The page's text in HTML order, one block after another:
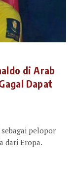
di Arab
Dapat
pelopor
dari Eropa.